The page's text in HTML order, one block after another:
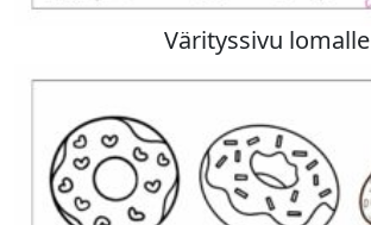
Värityssivu lomalle